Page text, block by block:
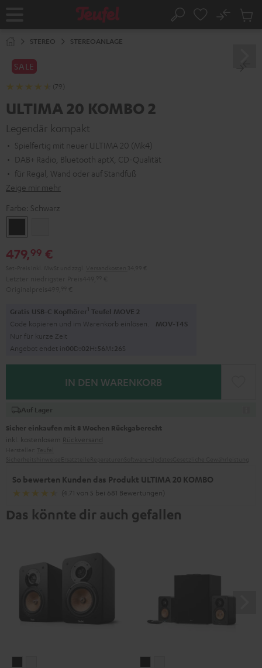
Startseite Suche
No
STEREO STEREOANLAGE
SALE
(79)
ULTIMA 20 KOMBO 2
Legendär kompakt
Spielfertig mit neuer ULTIMA 20 (Mk4)
DAB+ Radio, Bluetooth aptX, CD-Qualität
für Regal, Wand oder auf Standfuß
Zeige mir mehr
Farbe: Schwarz
479,99 €
Gratis USB-C Kopfhörer1 Teufel MOVE 2
Code kopieren und im Warenkorb einlösen. MOV-T4S
Nur für kurze Zeit
Angebot endet in00D:02H: 56M: 24S
IN DEN WARENKORB
Auf Lager
Sicher einkaufen mit 8 Wochen Rückgaberecht
inkl. kostenlosem Rückversand
So bewerten Kunden das Produkt ULTIMA 20 KOMBO
(4.71 von 5 bei 681 Bewertungen)
Das könnte dir auch gefallen